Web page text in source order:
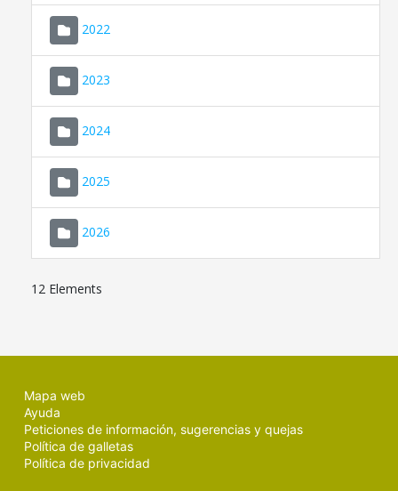
2022
2023
2024
2025
2026
12 Elements
Mapa web
Ayuda
Peticiones de información, sugerencias y quejas
Política de galletas
Política de privacidad